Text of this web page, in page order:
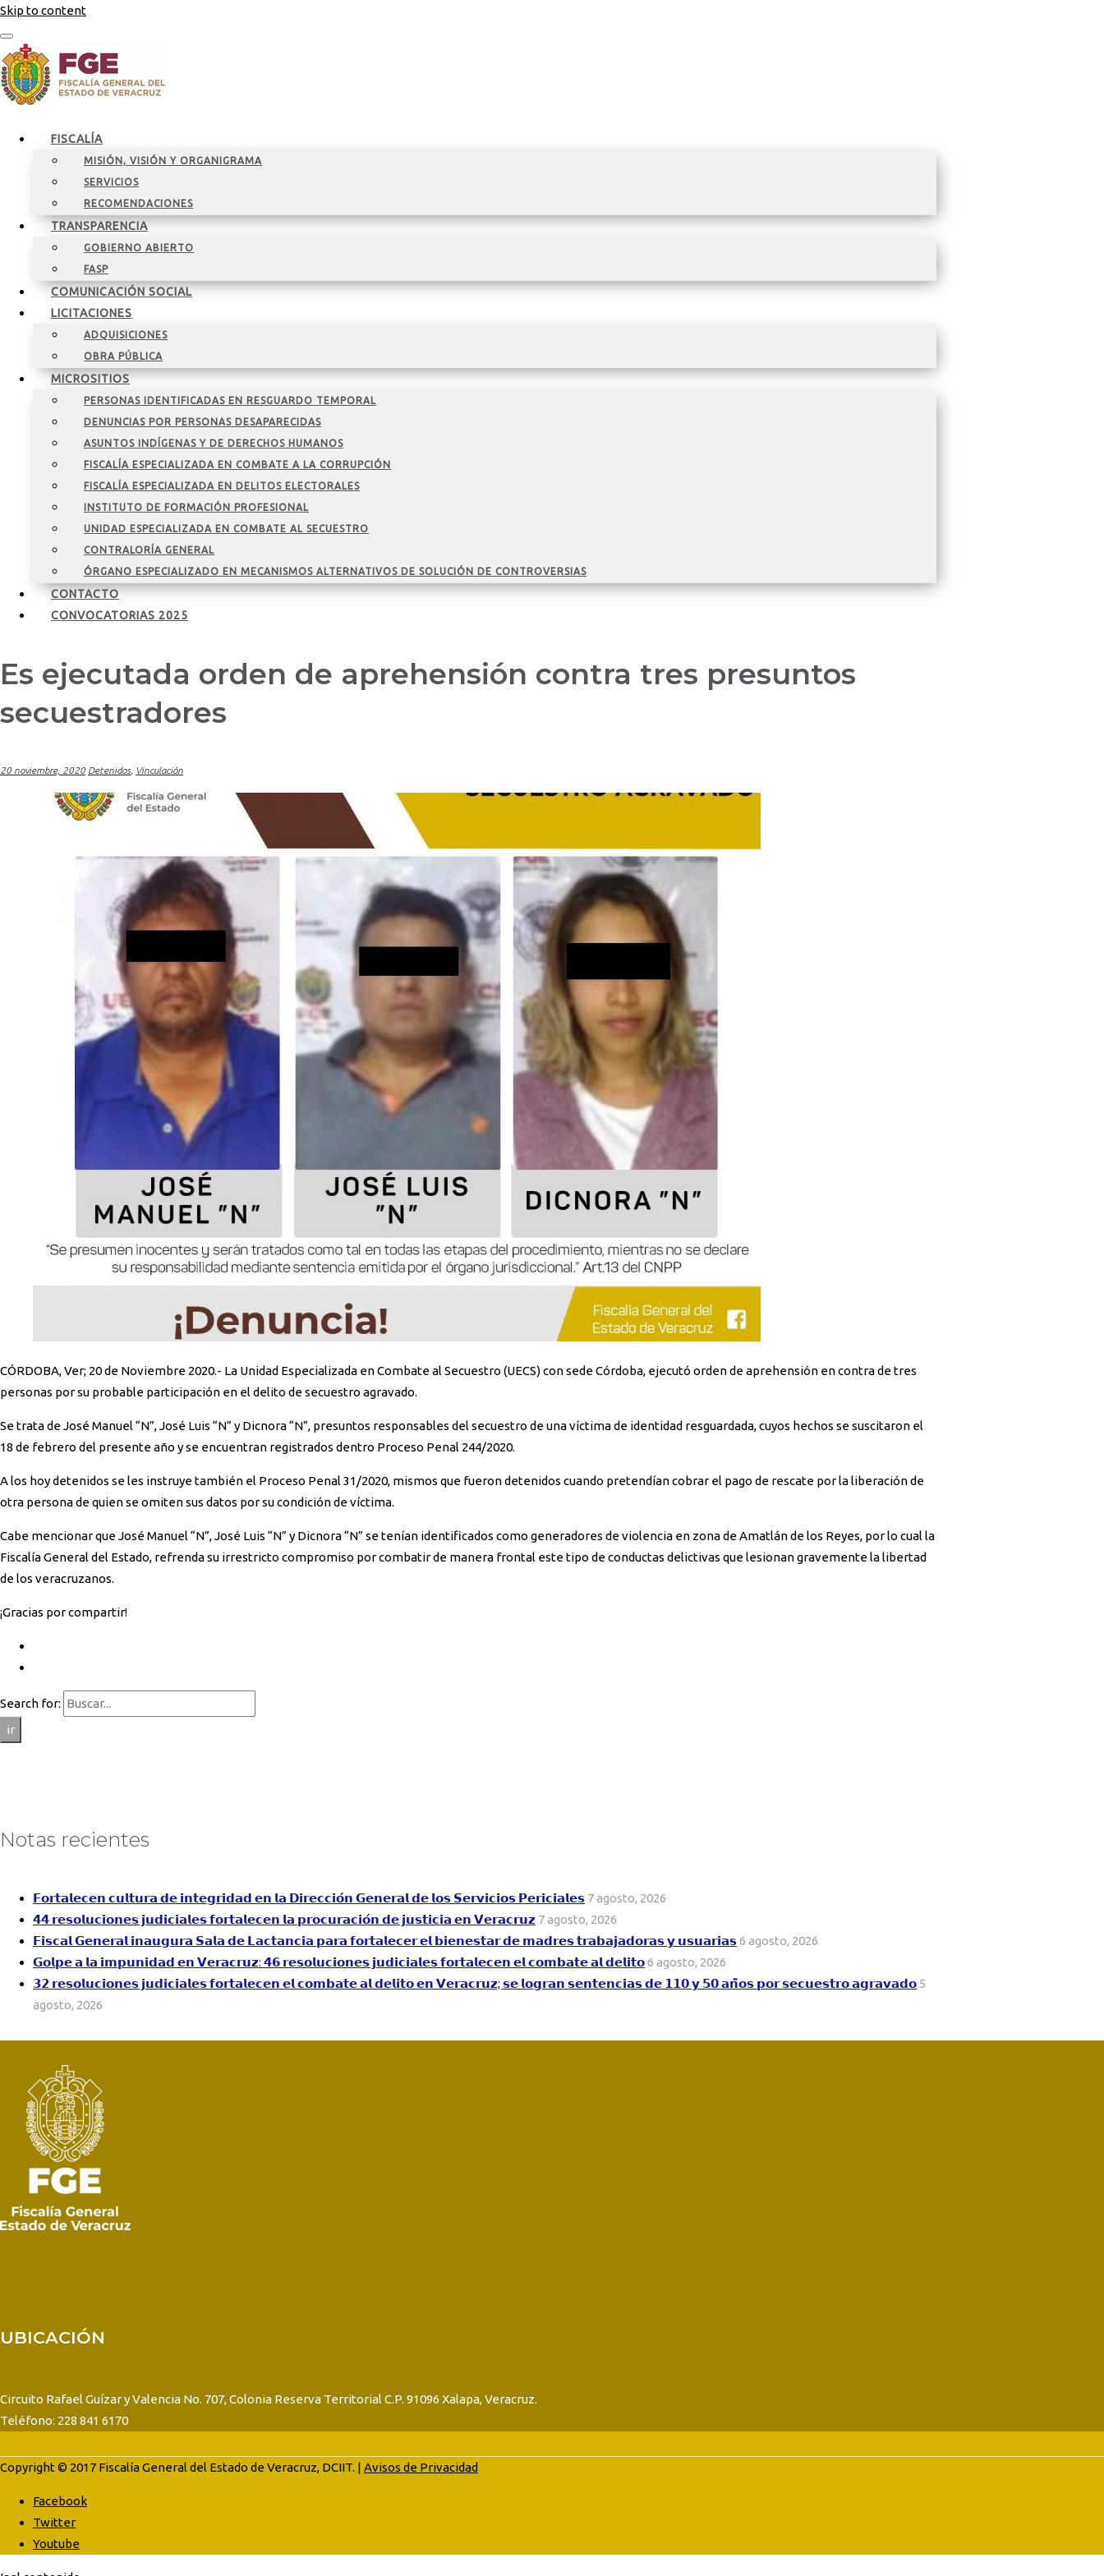
Skip to content
FISCALÍA
MISIÓN, VISIÓN Y ORGANIGRAMA
SERVICIOS
RECOMENDACIONES
TRANSPARENCIA
GOBIERNO ABIERTO
FASP
COMUNICACIÓN SOCIAL
LICITACIONES
ADQUISICIONES
OBRA PÚBLICA
MICROSITIOS
PERSONAS IDENTIFICADAS EN RESGUARDO TEMPORAL
DENUNCIAS POR PERSONAS DESAPARECIDAS
ASUNTOS INDÍGENAS Y DE DERECHOS HUMANOS
FISCALÍA ESPECIALIZADA EN COMBATE A LA CORRUPCIÓN
FISCALÍA ESPECIALIZADA EN DELITOS ELECTORALES
INSTITUTO DE FORMACIÓN PROFESIONAL
UNIDAD ESPECIALIZADA EN COMBATE AL SECUESTRO
CONTRALORÍA GENERAL
ÓRGANO ESPECIALIZADO EN MECANISMOS ALTERNATIVOS DE SOLUCIÓN DE CONTROVERSIAS
CONTACTO
CONVOCATORIAS 2025
Es ejecutada orden de aprehensión contra tres presuntos
secuestradores
20 noviembre, 2020 Detenidos, Vinculación
CÓRDOBA, Ver; 20 de Noviembre 2020.- La Unidad Especializada en Combate al Secuestro (UECS) con sede Córdoba, ejecutó orden de aprehensión en contra de tres
personas por su probable participación en el delito de secuestro agravado.
Se trata de José Manuel “N”, José Luis “N” y Dicnora “N”, presuntos responsables del secuestro de una víctima de identidad resguardada, cuyos hechos se suscitaron el
18 de febrero del presente año y se encuentran registrados dentro Proceso Penal 244/2020.
A los hoy detenidos se les instruye también el Proceso Penal 31/2020, mismos que fueron detenidos cuando pretendían cobrar el pago de rescate por la liberación de
otra persona de quien se omiten sus datos por su condición de víctima.
Cabe mencionar que José Manuel “N”, José Luis “N” y Dicnora “N” se tenían identificados como generadores de violencia en zona de Amatlán de los Reyes, por lo cual la
Fiscalía General del Estado, refrenda su irrestricto compromiso por combatir de manera frontal este tipo de conductas delictivas que lesionan gravemente la libertad
de los veracruzanos.
¡Gracias por compartir!
Search for:
ir
Notas recientes
𝗙𝗼𝗿𝘁𝗮𝗹𝗲𝗰𝗲𝗻 𝗰𝘂𝗹𝘁𝘂𝗿𝗮 𝗱𝗲 𝗶𝗻𝘁𝗲𝗴𝗿𝗶𝗱𝗮𝗱 𝗲𝗻 𝗹𝗮 𝗗𝗶𝗿𝗲𝗰𝗰𝗶𝗼́𝗻 𝗚𝗲𝗻𝗲𝗿𝗮𝗹 𝗱𝗲 𝗹𝗼𝘀 𝗦𝗲𝗿𝘃𝗶𝗰𝗶𝗼𝘀 𝗣𝗲𝗿𝗶𝗰𝗶𝗮𝗹𝗲𝘀 7 agosto, 2026
𝟰𝟰 𝗿𝗲𝘀𝗼𝗹𝘂𝗰𝗶𝗼𝗻𝗲𝘀 𝗷𝘂𝗱𝗶𝗰𝗶𝗮𝗹𝗲𝘀 𝗳𝗼𝗿𝘁𝗮𝗹𝗲𝗰𝗲𝗻 𝗹𝗮 𝗽𝗿𝗼𝗰𝘂𝗿𝗮𝗰𝗶𝗼́𝗻 𝗱𝗲 𝗷𝘂𝘀𝘁𝗶𝗰𝗶𝗮 𝗲𝗻 𝗩𝗲𝗿𝗮𝗰𝗿𝘂𝘇 7 agosto, 2026
𝗙𝗶𝘀𝗰𝗮𝗹 𝗚𝗲𝗻𝗲𝗿𝗮𝗹 𝗶𝗻𝗮𝘂𝗴𝘂𝗿𝗮 𝗦𝗮𝗹𝗮 𝗱𝗲 𝗟𝗮𝗰𝘁𝗮𝗻𝗰𝗶𝗮 𝗽𝗮𝗿𝗮 𝗳𝗼𝗿𝘁𝗮𝗹𝗲𝗰𝗲𝗿 𝗲𝗹 𝗯𝗶𝗲𝗻𝗲𝘀𝘁𝗮𝗿 𝗱𝗲 𝗺𝗮𝗱𝗿𝗲𝘀 𝘁𝗿𝗮𝗯𝗮𝗷𝗮𝗱𝗼𝗿𝗮𝘀 𝘆 𝘂𝘀𝘂𝗮𝗿𝗶𝗮𝘀6 agosto, 2026
𝗚𝗼𝗹𝗽𝗲 𝗮 𝗹𝗮 𝗶𝗺𝗽𝘂𝗻𝗶𝗱𝗮𝗱 𝗲𝗻 𝗩𝗲𝗿𝗮𝗰𝗿𝘂𝘇: 𝟰𝟲 𝗿𝗲𝘀𝗼𝗹𝘂𝗰𝗶𝗼𝗻𝗲𝘀 𝗷𝘂𝗱𝗶𝗰𝗶𝗮𝗹𝗲𝘀 𝗳𝗼𝗿𝘁𝗮𝗹𝗲𝗰𝗲𝗻 𝗲𝗹 𝗰𝗼𝗺𝗯𝗮𝘁𝗲 𝗮𝗹 𝗱𝗲𝗹𝗶𝘁𝗼6 agosto, 2026
𝟯𝟮 𝗿𝗲𝘀𝗼𝗹𝘂𝗰𝗶𝗼𝗻𝗲𝘀 𝗷𝘂𝗱𝗶𝗰𝗶𝗮𝗹𝗲𝘀 𝗳𝗼𝗿𝘁𝗮𝗹𝗲𝗰𝗲𝗻 𝗲𝗹 𝗰𝗼𝗺𝗯𝗮𝘁𝗲 𝗮𝗹 𝗱𝗲𝗹𝗶𝘁𝗼 𝗲𝗻 𝗩𝗲𝗿𝗮𝗰𝗿𝘂𝘇; 𝘀𝗲 𝗹𝗼𝗴𝗿𝗮𝗻 𝘀𝗲𝗻𝘁𝗲𝗻𝗰𝗶𝗮𝘀 𝗱𝗲 𝟭𝟭𝟬 𝘆 𝟱𝟬 𝗮𝗻̃𝗼𝘀 𝗽𝗼𝗿 𝘀𝗲𝗰𝘂𝗲𝘀𝘁𝗿𝗼 𝗮𝗴𝗿𝗮𝘃𝗮𝗱𝗼 5
agosto, 2026
UBICACIÓN
Circuito Rafael Guízar y Valencia No. 707, Colonia Reserva Territorial C.P. 91096 Xalapa, Veracruz.
Teléfono: 228 841 6170
Copyright © 2017 Fiscalía General del Estado de Veracruz, DCIIT. | Avisos de Privacidad
Facebook
Twitter
Youtube